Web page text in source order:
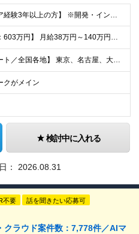
【エンジニア経験3年以上の方】 ※開発・インフラ・工程・言語一切不問 ※文理・学歴不問 【歓迎条件】 ◆Python実務経験がある方 ◆LLM・生成AIを使った開発経験がある方 ◆要件定義・顧客折衝
【平均年収：603万円】 月給38万円～140万円＋諸手当（経験者） 【平均年収603万円】 ※案件の契約内容や昇給額などはすべて開示します。 ※経験や能力を考慮し決定します。 ※月給には固定残業
【フルリモート／全国各地】 東京、名古屋、大阪、福岡を中心とした全国のプロジェクトにアサイン。 ※プロジェクトは完全選択制です。 ※フルリモート、ハイブリッド型、常駐案件から自由に選択可能です。 ※転
クがメイン
検討中に入れる
： 2026.08.31
不要 話を聞きたい応募可
クラウド案件数：7,778件／AIマ